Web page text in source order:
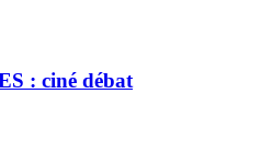
: ciné débat